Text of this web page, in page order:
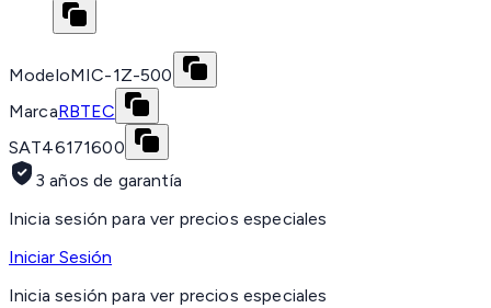
ModeloMIC-1Z-500
MarcaRBTEC
SAT46171600
3 años de garantía
Inicia sesión para ver precios especiales
Iniciar Sesión
Inicia sesión para ver precios especiales